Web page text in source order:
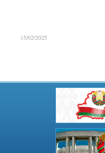
15/02/2025